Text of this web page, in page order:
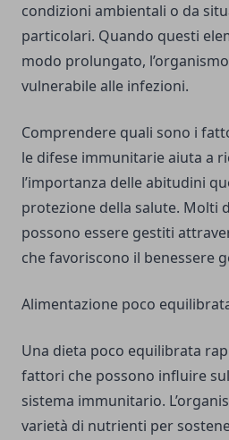
condizioni ambientali o da
particolari. Quando questi
modo prolungato,
vulnerabile alle infezioni.
Comprendere quali sono i
le difese immunitarie aiuta a
l’importanza delle abitudini
protezione della salute. Molti
possono essere gestiti
che favoriscono il benessere
Alimentazione poco
Una dieta poco equilibrata
fattori che possono influire
sistema immunitario.
varietà di nutrienti per